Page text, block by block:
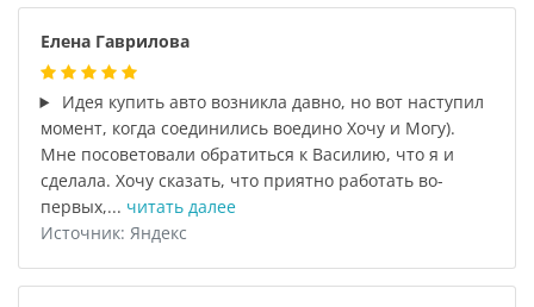
Елена Гаврилова
Идея купить авто возникла давно, но вот наступил
момент, когда соединились воедино Хочу и Могу).
Мне посоветовали обратиться к Василию, что я и
сделала. Хочу сказать, что приятно работать во-
первых,... читать далее
Источник: Яндекс